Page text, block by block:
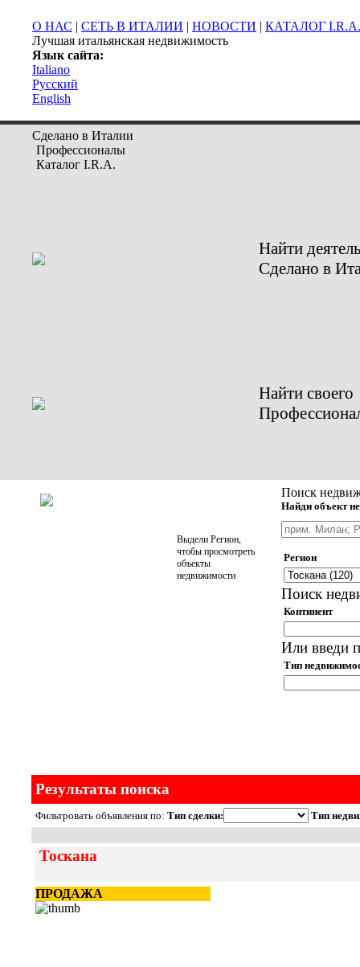
О НАС | СЕТЬ В ИТАЛИИ | НОВОСТИ | КАТАЛОГ I.R.A.
Лучшая итальянская недвижимость
Язык сайта:
Italiano
Русский
English
Сделано в Италии
Профессионалы
Каталог I.R.A.
Найти
Сделано в
Найти своего
Выдели Регион,
чтобы просмотреть
объекты
недвижимости
Поиск
Найди объект
Регион
Поиск
Континент
Или введи
Тип
Результаты поиска
Фильтровать объявления по: Тип сделки: Тип
Тоскана
ПРОДАЖА